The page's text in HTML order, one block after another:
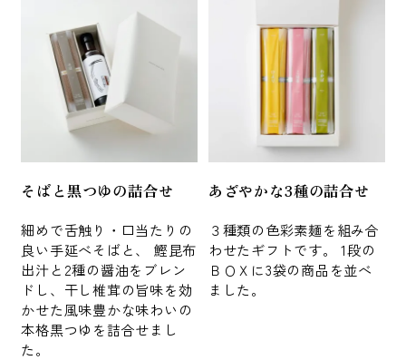
そばと黒つゆの詰合せ
細めで舌触り・口当たりの
良い手延べそばと、 鰹昆布
出汁と2種の醤油をブレン
ドし、干し椎茸の旨味を効
かせた風味豊かな味わいの
本格黒つゆを詰合せまし
た。
あざやかな3種の詰合せ
３種類の色彩素麺を組み合
わせたギフトです。 1段の
ＢＯＸに3袋の商品を並べ
ました。